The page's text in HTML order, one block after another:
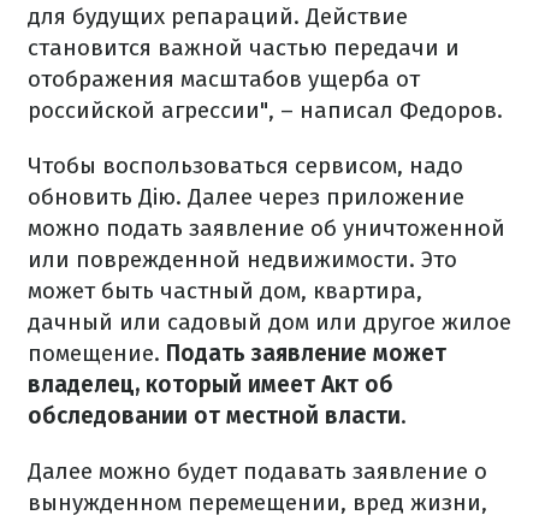
для будущих репараций. Действие
становится важной частью передачи и
отображения масштабов ущерба от
российской агрессии", – написал Федоров.
Чтобы воспользоваться сервисом, надо
обновить Дію. Далее через приложение
можно подать заявление об уничтоженной
или поврежденной недвижимости. Это
может быть частный дом, квартира,
дачный или садовый дом или другое жилое
помещение. Подать заявление может
владелец, который имеет Акт об
обследовании от местной власти.
Далее можно будет подавать заявление о
вынужденном перемещении, вред жизни,